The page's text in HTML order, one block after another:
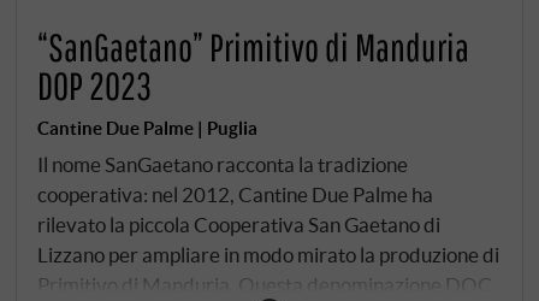
“SanGaetano” Primitivo di Manduria
DOP 2023
Cantine Due Palme | Puglia
Il nome SanGaetano racconta la tradizione
cooperativa: nel 2012, Cantine Due Palme ha
rilevato la piccola Cooperativa San Gaetano di
Lizzano per ampliare in modo mirato la produzione di
Primitivo di Manduria. Questa denominazione DOC